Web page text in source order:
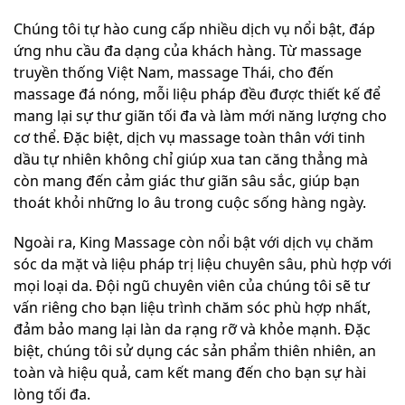
Chúng tôi tự hào cung cấp nhiều dịch vụ nổi bật, đáp
ứng nhu cầu đa dạng của khách hàng. Từ massage
truyền thống Việt Nam, massage Thái, cho đến
massage đá nóng, mỗi liệu pháp đều được thiết kế để
mang lại sự thư giãn tối đa và làm mới năng lượng cho
cơ thể. Đặc biệt, dịch vụ massage toàn thân với tinh
dầu tự nhiên không chỉ giúp xua tan căng thẳng mà
còn mang đến cảm giác thư giãn sâu sắc, giúp bạn
thoát khỏi những lo âu trong cuộc sống hàng ngày.
Ngoài ra, King Massage còn nổi bật với dịch vụ chăm
sóc da mặt và liệu pháp trị liệu chuyên sâu, phù hợp với
mọi loại da. Đội ngũ chuyên viên của chúng tôi sẽ tư
vấn riêng cho bạn liệu trình chăm sóc phù hợp nhất,
đảm bảo mang lại làn da rạng rỡ và khỏe mạnh. Đặc
biệt, chúng tôi sử dụng các sản phẩm thiên nhiên, an
toàn và hiệu quả, cam kết mang đến cho bạn sự hài
lòng tối đa.